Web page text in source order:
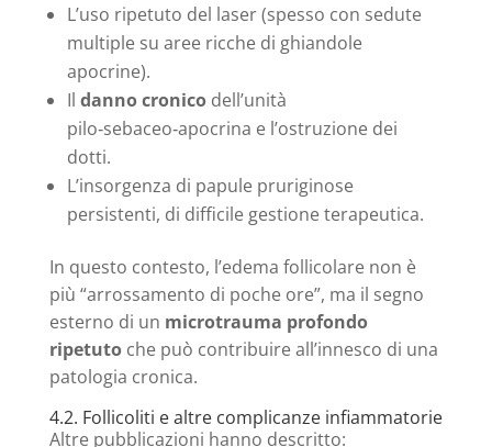
L’uso ripetuto del laser (spesso con sedute
multiple su aree ricche di ghiandole
apocrine).
Il danno cronicodell’unità
pilo‑sebaceo‑apocrina e l’ostruzione dei
dotti.
L’insorgenza di papule pruriginose
persistenti, di difficile gestione terapeutica.
In questo contesto, l’edema follicolare non è
più “arrossamento di poche ore”, ma il segno
esterno di un microtrauma profondo
ripetutoche può contribuire all’innesco di una
patologia cronica.
4.2. Follicoliti e altre complicanze infiammatorie
Altre pubblicazioni hanno descritto: